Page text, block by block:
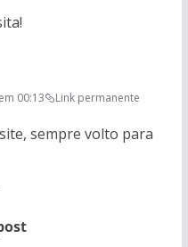
00:13 Link permanente
sempre volto para